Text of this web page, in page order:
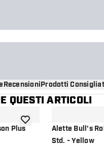
RecensioniProdotti
QUESTI ARTICOLI
Plusaggiungi alla lista dei
Alette Bull's
Std. - Yellow